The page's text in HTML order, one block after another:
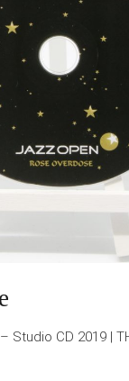
Studio CD 2019 |